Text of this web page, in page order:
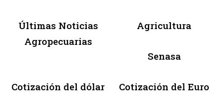
Últimas Noticias
Agropecuarias
Agricultura
Senasa
Cotización del dólar Cotización del Euro